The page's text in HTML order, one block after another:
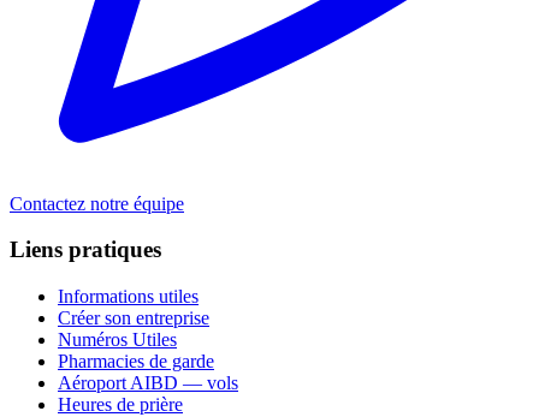
Contactez notre équipe
Liens pratiques
Informations utiles
Créer son entreprise
Numéros Utiles
Pharmacies de garde
Aéroport AIBD — vols
Heures de prière